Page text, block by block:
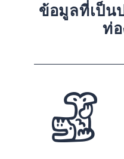
ข้อมูลที่เป็น
ท่อ